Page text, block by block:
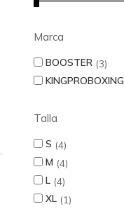
Marca
BOOSTER
3
KINGPROBOXING
Talla
S 4
M 4
L 4
XL
1